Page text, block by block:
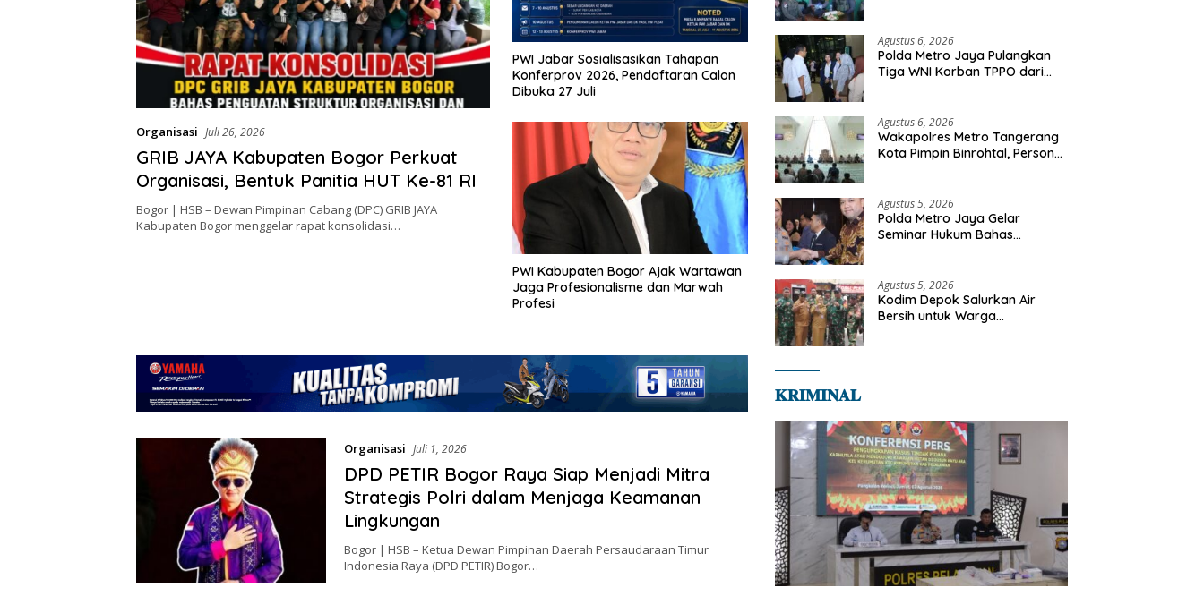
Organisasi Juli 26, 2026
GRIB JAYA Kabupaten Bogor Perkuat
Organisasi, Bentuk Panitia HUT Ke-81 RI
Bogor | HSB – Dewan Pimpinan Cabang (DPC) GRIB JAYA
Kabupaten Bogor menggelar rapat konsolidasi…
PWI Jabar Sosialisasikan Tahapan
Konferprov 2026, Pendaftaran Calon
Dibuka 27 Juli
PWI Kabupaten Bogor Ajak Wartawan
Jaga Profesionalisme dan Marwah
Profesi
Organisasi Juli 1, 2026
DPD PETIR Bogor Raya Siap Menjadi Mitra
Strategis Polri dalam Menjaga Keamanan
Lingkungan
Bogor | HSB – Ketua Dewan Pimpinan Daerah Persaudaraan Timur
Indonesia Raya (DPD PETIR) Bogor…
Bersama Masyarakat
Agustus 6, 2026
Polda Metro Jaya Pulangkan
Tiga WNI Korban TPPO dari
Agustus 6, 2026
Wakapolres Metro Tangerang
Kota Pimpin Binrohtal, Personel
Agustus 5, 2026
Polda Metro Jaya Gelar
Seminar Hukum Bahas
Agustus 5, 2026
Kodim Depok Salurkan Air
Bersih untuk Warga
𝐊𝐑𝐈𝐌𝐈𝐍𝐀𝐋